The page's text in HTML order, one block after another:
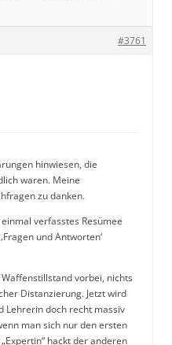
#3761
hinwiesen, die
waren. Meine
zu danken.
verfasstes Resümee
und Antworten‘
vorbei, nichts
Distanzierung. Jetzt wird
Lehrerin doch recht massiv
man sich nur den ersten
hackt der anderen